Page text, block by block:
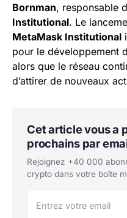
Bornman, responsable
Institutional. Le
MetaMask Institutional
pour le développement
alors que le réseau
d’attirer de nouveaux
Cet article vous a
prochains par
Rejoignez +40 000
crypto dans votre boîte